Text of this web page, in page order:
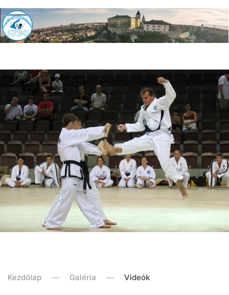
Kezdőlap Galéria Videók